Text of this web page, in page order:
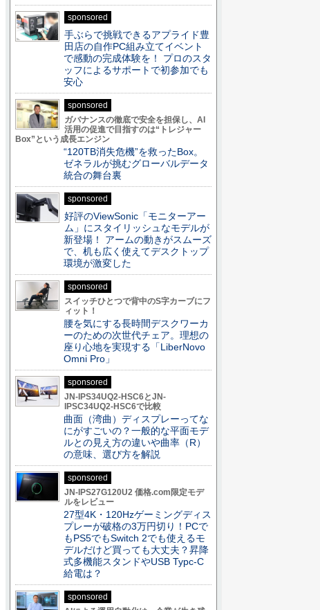
sponsored
手ぶらで挑戦できるアプライド豊
田店の自作PC組み立てイベント
で感動の完成体験を！ プロのスタ
ッフによるサポートで初参加でも
安心
sponsored
ガバナンスの徹底で安全を担保し、AI
活用の促進で目指すのは“トレジャー
Box”という成長エンジン
“120TB消失危機”を救ったBox。
ゼネラルが挑むグローバルデータ
統合の舞台裏
sponsored
好評のViewSonic「モニターアー
ム」にスタイリッシュなモデルが
新登場！ アームの動きがスムーズ
で、机も広く使えてデスクトップ
環境が激変した
sponsored
スイッチひとつで背中のS字カーブにフ
ィット！
腰を気にする長時間デスクワーカ
ーのための次世代チェア。理想の
座り心地を実現する「LiberNovo
Omni Pro」
sponsored
JN-IPS34UQ2-HSC6とJN-
IPSC34UQ2-HSC6で比較
曲面（湾曲）ディスプレーってな
にがすごいの？一般的な平面モデ
ルとの見え方の違いや曲率（R）
の意味、選び方を解説
sponsored
JN-IPS27G120U2 価格.com限定モデ
ルをレビュー
27型4K・120Hzゲーミングディス
プレーが破格の3万円切り！PCで
もPS5でもSwitch 2でも使えるモ
デルだけど買っても大丈夫？昇降
式多機能スタンドやUSB Typc-C
給電は？
sponsored